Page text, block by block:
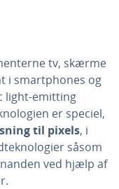
tv, skærme
i smartp­ho­nes og
light-emitting
er speciel,
til pixels, i
såsom
ved hjælp af